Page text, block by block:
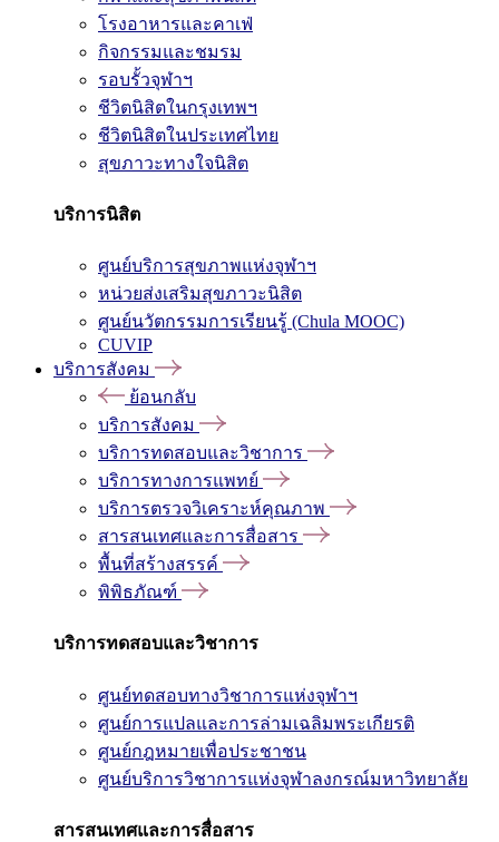
โรงอาหารและคาเฟ่
กิจกรรมและชมรม
รอบรั้วจุฬาฯ
ชีวิตนิสิตในกรุงเทพฯ
ชีวิตนิสิตในประเทศไทย
สุขภาวะทางใจนิสิต
บริการนิสิต
ศูนย์บริการสุขภาพแห่งจุฬาฯ
หน่วยส่งเสริมสุขภาวะนิสิต
ศูนย์นวัตกรรมการเรียนรู้ (Chula MOOC)
CUVIP
บริการสังคม
ย้อนกลับ
บริการสังคม
บริการทดสอบและวิชาการ
บริการทางการแพทย์
บริการตรวจวิเคราะห์คุณภาพ
สารสนเทศและการสื่อสาร
พื้นที่สร้างสรรค์
พิพิธภัณฑ์
บริการทดสอบและวิชาการ
ศูนย์ทดสอบทางวิชาการแห่งจุฬาฯ
ศูนย์การแปลและการล่ามเฉลิมพระเกียรติ
ศูนย์กฎหมายเพื่อประชาชน
ศูนย์บริการวิชาการแห่งจุฬาลงกรณ์มหาวิทยาลัย
สารสนเทศและการสื่อสาร